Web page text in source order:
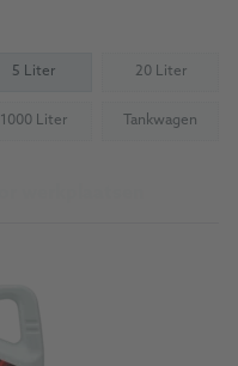
5 Liter 20 Liter
(Not
1000 Liter(Not available)Tankwagen
(Not